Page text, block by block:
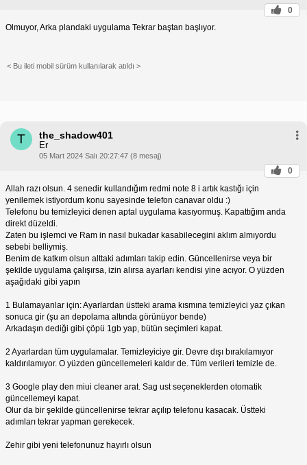
0
Olmuyor, Arka plandaki uygulama Tekrar baştan başlıyor.
< Bu ileti mobil sürüm kullanılarak atıldı >
T the_shadow401
Er
05 Mart 2024 Salı 20:27:47 (8 mesaj)
0
Allah razı olsun. 4 senedir kullandığım redmi note 8 i artık kastığı için
yenilemek istiyordum konu sayesinde telefon canavar oldu :)
Telefonu bu temizleyici denen aptal uygulama kasıyormuş. Kapattığım anda
direkt düzeldi.
Zaten bu işlemci ve Ram in nasıl bukadar kasabilecegini aklım almıyordu
sebebi belliymiş.
Benim de katkım olsun alttaki adımları takip edin. Güncellenirse veya bir
şekilde uygulama çalışırsa, izin alırsa ayarları kendisi yine acıyor. O yüzden
aşağıdaki gibi yapın
1 Bulamayanlar için: Ayarlardan üstteki arama kısmına temizleyici yaz çıkan
sonuca gir (şu an depolama altında görünüyor bende)
Arkadaşın dediği gibi çöpü 1gb yap, bütün seçimleri kapat.
2 Ayarlardan tüm uygulamalar. Temizleyiciye gir. Devre dışı bırakılamıyor
kaldırılamıyor. O yüzden güncellemeleri kaldır de. Tüm verileri temizle de.
3 Google play den miui cleaner arat. Sag ust seçeneklerden otomatik
güncellemeyi kapat.
Olur da bir şekilde güncellenirse tekrar açılıp telefonu kasacak. Üstteki
adımları tekrar yapman gerekecek.
Zehir gibi yeni telefonunuz hayırlı olsun